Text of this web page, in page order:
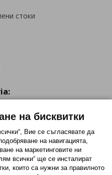
стоки
на бисквитки
Вие се съгласявате да
на навигацията,
на маркетинговите ни
всички“ ще се инсталират
които са нужни за правилното